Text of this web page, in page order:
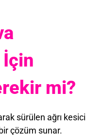
mi?
sürülen ağrı kesici
çözüm sunar.